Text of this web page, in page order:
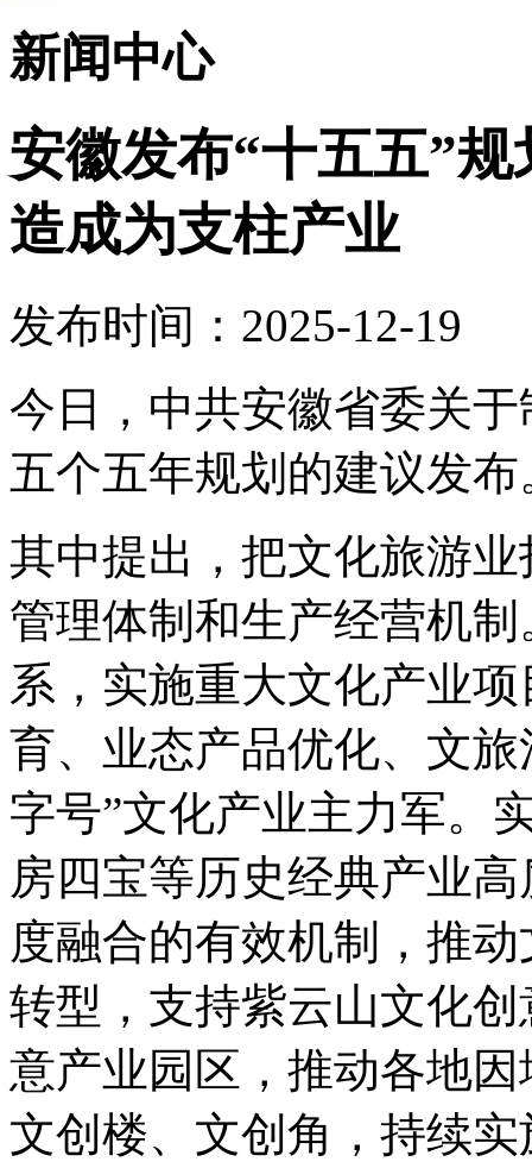
新闻中心
安徽发布“十五五”
造成为支柱产业
发布时间：2025-12-19
今日，中共安徽省委关
五个五年规划的建议发布
其中提出，把文化旅游
管理体制和生产经营机
系，实施重大文化产业
育、业态产品优化、文
字号”文化产业主力军。
房四宝等历史经典产业
度融合的有效机制，推
转型，支持紫云山文化
意产业园区，推动各地
文创楼、文创角，持续